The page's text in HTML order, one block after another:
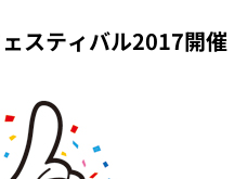
スティバル2017開催